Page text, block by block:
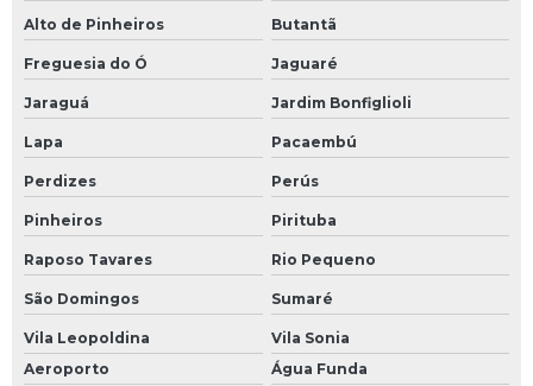
Alto de Pinheiros Butantã
Freguesia do Ó Jaguaré
Jaraguá Jardim Bonfiglioli
Lapa Pacaembú
Perdizes Perús
Pinheiros Pirituba
Raposo Tavares Rio Pequeno
São Domingos Sumaré
Vila Leopoldina
Vila Sonia
Aeroporto
Água Funda